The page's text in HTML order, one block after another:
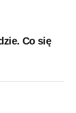
Co się